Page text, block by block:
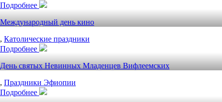
Подробнее
Международный день кино
, Католические праздники
Подробнее
День святых Невинных Младенцев Вифлеемских
, Праздники Эфиопии
Подробнее